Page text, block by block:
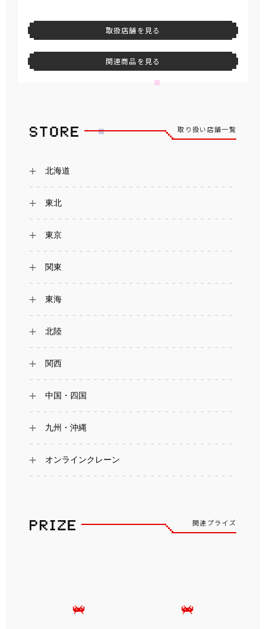
取扱店舗を見る
関連商品を見る
取り扱い店舗一覧
北海道
東北
東京
関東
東海
北陸
関西
中国・四国
九州・沖縄
オンラインクレーン
関連プライズ